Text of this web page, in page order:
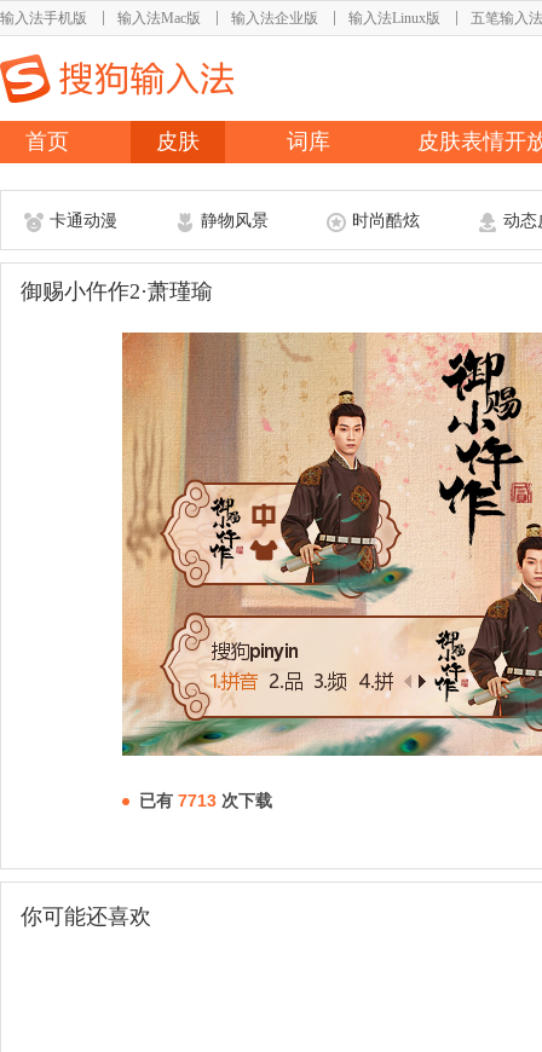
输入法手机版 输入法Mac版 输入法企业版 输入法Linux版 五笔输入法
首页 皮肤 词库 皮肤表情开
卡通动漫 静物风景 时尚酷炫 动态
御赐小仵作2·萧瑾瑜
已有 7713 次下载
你可能还喜欢